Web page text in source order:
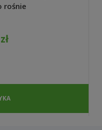
rośnie